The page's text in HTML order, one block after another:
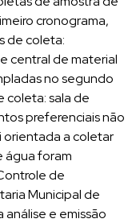
cronograma,
de coleta:
central de material
no segundo
coleta: sala de
preferenciais não
orientada a coletar
água foram
de
Municipal de
análise e emissão